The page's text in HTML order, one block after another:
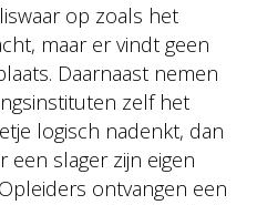
op zoals het
maar er vindt geen
Daarnaast nemen
zelf het
logisch nadenkt, dan
een slager zijn eigen
ontvangen een